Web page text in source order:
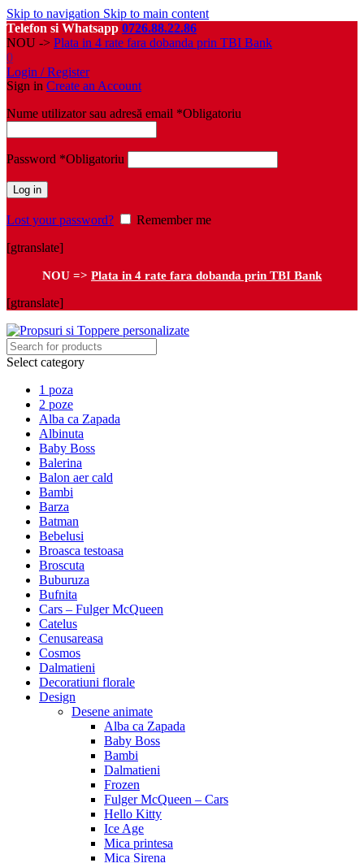
Skip to navigation Skip to main content
Telefon si Whatsapp 0726.88.22.86
NOU -> Plata in 4 rate fara dobanda prin TBI Bank
0
Login / Register
Sign in Create an Account
Nume utilizator sau adresă email *Obligatoriu
Password *Obligatoriu
Log in
Lost your password?
Remember me
[gtranslate]
NOU => Plata in 4 rate fara dobanda prin TBI Bank
[gtranslate]
Select category
1 poza
2 poze
Alba ca Zapada
Albinuta
Baby Boss
Balerina
Balon aer cald
Bambi
Barza
Batman
Bebelusi
Broasca testoasa
Broscuta
Buburuza
Bufnita
Cars – Fulger McQueen
Catelus
Cenusareasa
Cosmos
Dalmatieni
Decoratiuni florale
Design
Desene animate
Alba ca Zapada
Baby Boss
Bambi
Dalmatieni
Frozen
Fulger McQueen – Cars
Hello Kitty
Ice Age
Mica printesa
Mica Sirena